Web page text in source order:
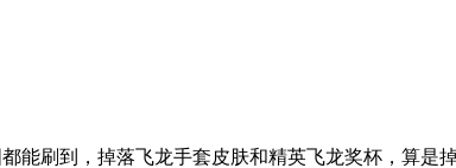
刷到，掉落飞龙手套皮肤和精英飞龙奖杯，算是掉